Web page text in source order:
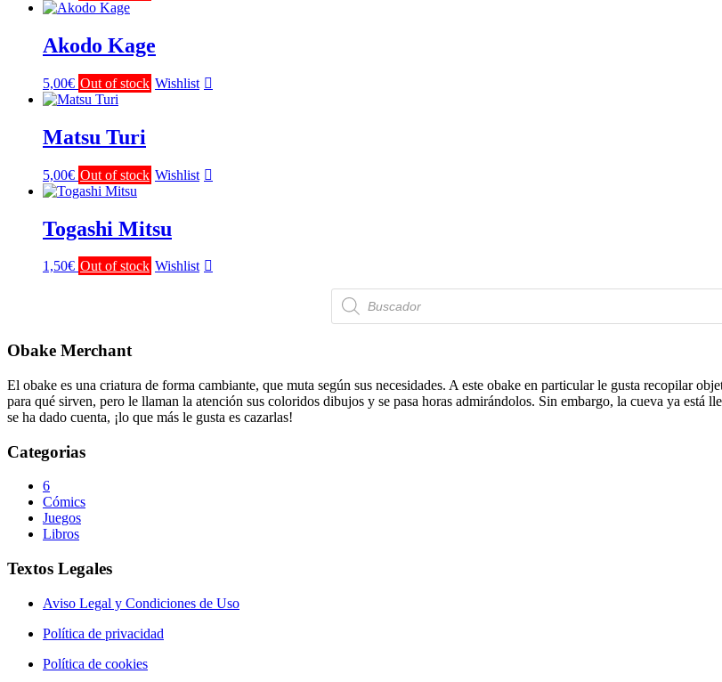
Akodo Kage
5,00€ Out of stock Wishlist
Matsu Turi
5,00€ Out of stock Wishlist
Togashi Mitsu
1,50€ Out of stock Wishlist
Búsqueda
de
productos
Obake Merchant
El obake es una criatura de forma cambiante, que muta según sus necesidades. A este obake en particular le gusta recopilar
para qué sirven, pero le llaman la atención sus coloridos dibujos y se pasa horas admirándolos. Sin embargo, la cueva ya está
se ha dado cuenta, ¡lo que más le gusta es cazarlas!
Categorias
6
Cómics
Juegos
Libros
Textos Legales
Aviso Legal y Condiciones de Uso
Política de privacidad
Política de cookies